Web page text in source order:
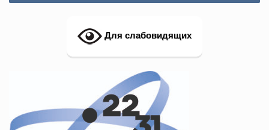
Для слабовидящих